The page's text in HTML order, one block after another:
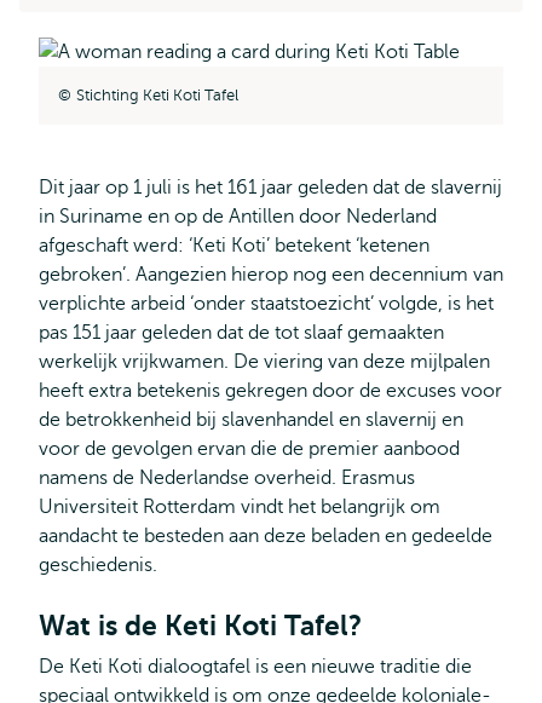
Stichting Keti Koti Tafel
Dit jaar op 1 juli is het 161 jaar geleden dat de slavernij
in Suriname en op de Antillen door Nederland
afgeschaft werd: ‘Keti Koti’ betekent ‘ketenen
gebroken’. Aangezien hierop nog een decennium van
verplichte arbeid ‘onder staatstoezicht’ volgde, is het
pas 151 jaar geleden dat de tot slaaf gemaakten
werkelijk vrijkwamen. De viering van deze mijlpalen
heeft extra betekenis gekregen door de excuses voor
de betrokkenheid bij slavenhandel en slavernij en
voor de gevolgen ervan die de premier aanbood
namens de Nederlandse overheid. Erasmus
Universiteit Rotterdam vindt het belangrijk om
aandacht te besteden aan deze beladen en gedeelde
geschiedenis.
Wat is de Keti Koti Tafel?
De Keti Koti dialoogtafel is een nieuwe traditie die
speciaal ontwikkeld is om onze gedeelde koloniale-